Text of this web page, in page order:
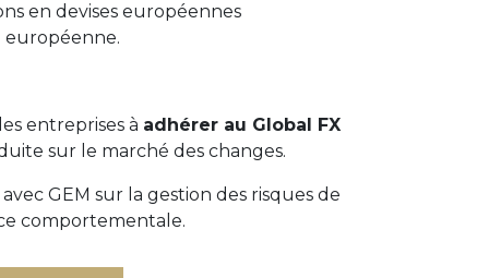
en devises européennes
européenne.
entreprises à adhérer au Global FX
sur le marché des changes.
GEM sur la gestion des risques de
comportementale.